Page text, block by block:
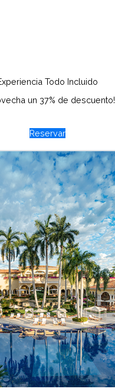
Todo Incluido
un 37% de descuento!
Reservar